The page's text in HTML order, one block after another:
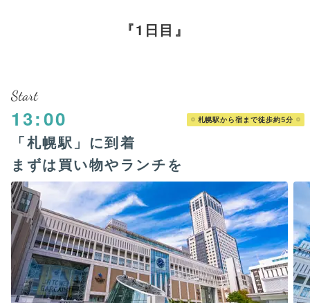
1日目
Start
13:00 札幌駅から宿まで徒歩約5分
「札幌駅」に到着
まずは買い物やランチを